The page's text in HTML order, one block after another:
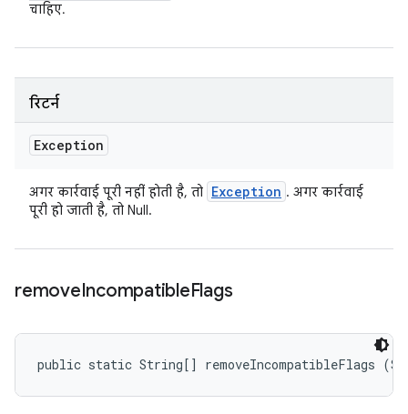
चाहिए.
रिटर्न
Exception
अगर कार्रवाई पूरी नहीं होती है, तो Exception . अगर कार्रवाई
पूरी हो जाती है, तो Null.
removeIncompatibleFlags
public static String[] removeIncompatibleFlags